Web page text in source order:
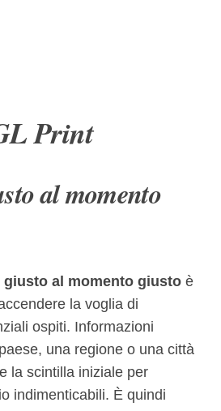
Print
al momento
giusto al momento giusto è
la voglia di
ospiti. Informazioni
una regione o una città
la scintilla iniziale per
indimenticabili. È quindi